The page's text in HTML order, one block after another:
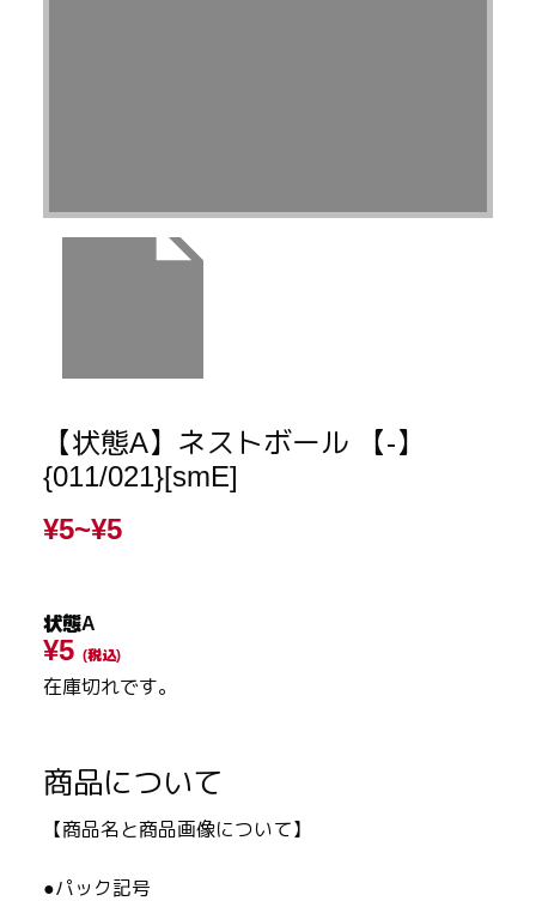
【状態A】ネストボール 【-】
{011/021}[smE]
¥5~¥5
状態A
¥5 (税込)
在庫切れです。
商品について
【商品名と商品画像について】
●パック記号